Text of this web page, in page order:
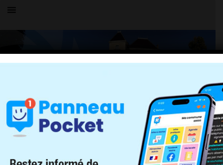
Toutes les actualités
LE VILLAGE
Point info du mardi 26 mai et
26 mai 2026